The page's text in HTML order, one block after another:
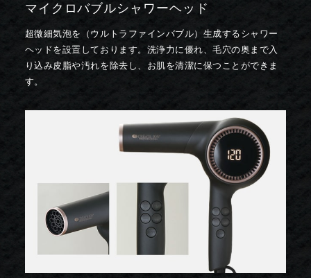
マイクロバブルシャワーヘッド
超微細気泡を（ウルトラファインバブル）生成するシャワー
ヘッドを設置しております。洗浄力に優れ、毛穴の奥まで入
り込み皮脂や汚れを除去し、お肌を清潔に保つことができま
す。